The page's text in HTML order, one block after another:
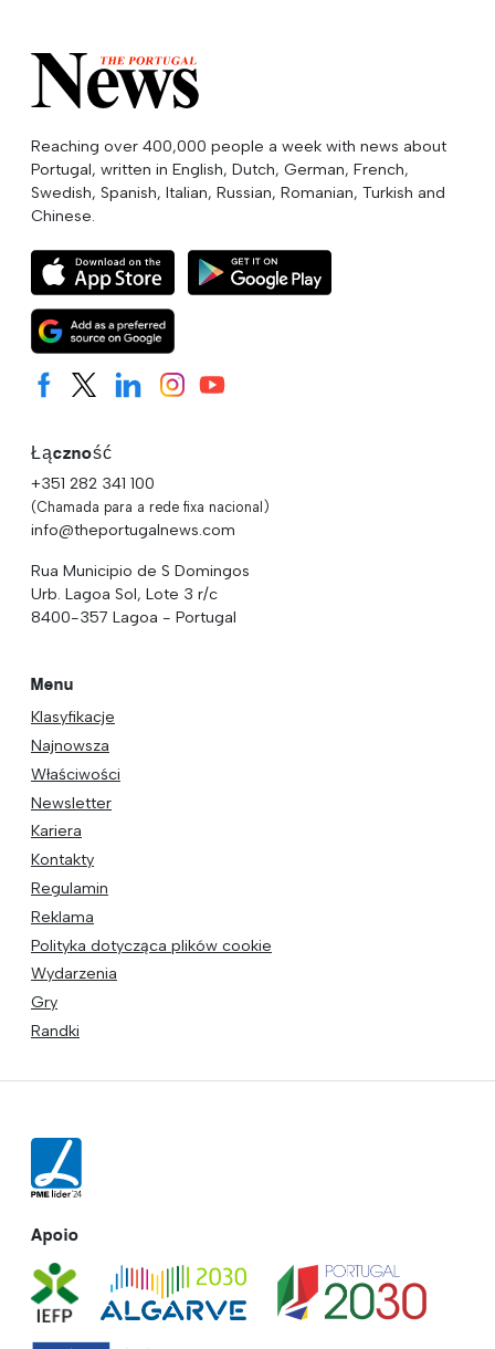
Reaching over 400,000 people a week with news about
Portugal, written in English, Dutch, German, French,
Swedish, Spanish, Italian, Russian, Romanian, Turkish and
Chinese.
Łączność
+351 282 341 100
(Chamada para a rede fixa nacional)
info@theportugalnews.com
Rua Municipio de S Domingos
Urb. Lagoa Sol, Lote 3 r/c
8400-357 Lagoa - Portugal
Menu
Klasyfikacje
Najnowsza
Właściwości
Newsletter
Kariera
Kontakty
Regulamin
Reklama
Polityka dotycząca plików cookie
Wydarzenia
Gry
Randki
Apoio